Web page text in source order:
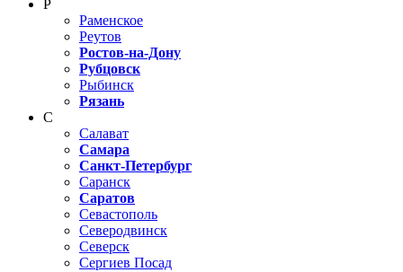
Р
Раменское
Реутов
Ростов-на-Дону
Рубцовск
Рыбинск
Рязань
С
Салават
Самара
Санкт-Петербург
Саранск
Саратов
Севастополь
Северодвинск
Северск
Сергиев Посад